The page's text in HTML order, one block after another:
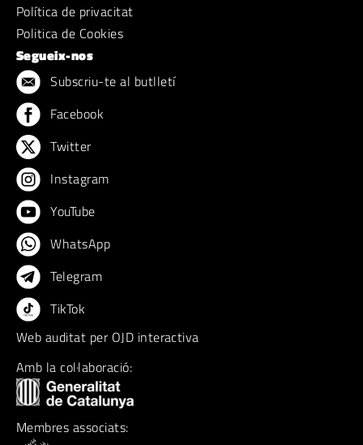
Política de privacitat
Politica de Cookies
Segueix-nos
Subscriu-te al butlletí
Facebook
Twitter
Instagram
YouTube
WhatsApp
Telegram
TikTok
Web auditat per OJD interactiva
Amb la col·laboració:
Membres associats: